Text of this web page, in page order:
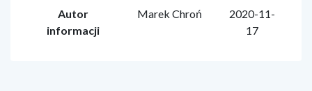
Autor
informacji
Marek Chroń
2020-11-
17